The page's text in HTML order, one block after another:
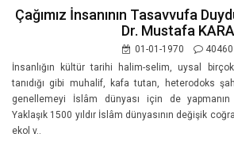
Çağımız İnsanının Tasavvufa
Dr. Mustafa KARA
01-01-1970
40460
İnsanlığın kültür tarihi halim-selim, uysal
tanıdığı gibi muhalif, kafa tutan, heterodoks
genellemeyi İslâm dünyası için de
Yaklaşık 1500 yıldır İslâm dünyasının değişik
ekol v..